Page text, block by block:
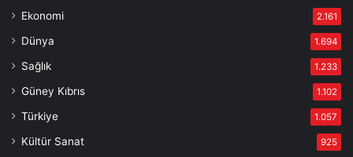
Ekonomi 2.161
Dünya 1.694
Sağlık 1.233
Güney Kıbrıs 1.102
Türkiye 1.057
Kültür Sanat 925